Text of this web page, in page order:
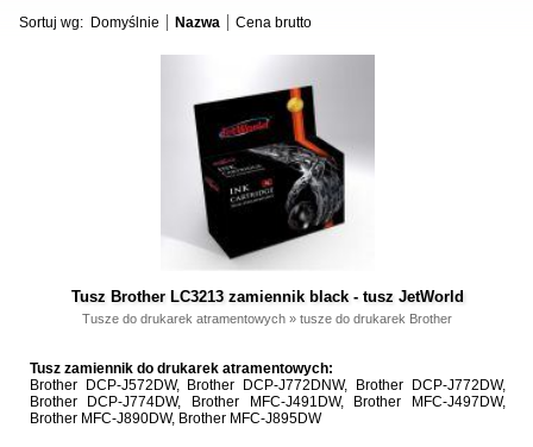
Sortuj wg: Domyślnie Nazwa Cena brutto
Tusz Brother LC3213 zamiennik black - tusz JetWorld
Tusze do drukarek atramentowych »tusze do drukarek Brother
Tusz zamiennik do drukarek atramentowych:
Brother DCP-J572DW, Brother DCP-J772DNW, Brother DCP-J772DW,
Brother DCP-J774DW, Brother MFC-J491DW, Brother MFC-J497DW,
Brother MFC-J890DW, Brother MFC-J895DW